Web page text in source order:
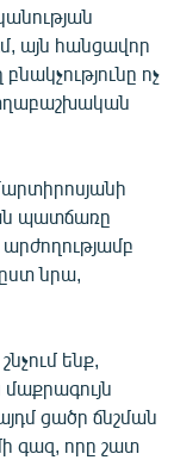
այն հանցավոր
ոչ
պատճառը
նրա,
ենք,
ցածր ճնշման
գազ, որը շատ